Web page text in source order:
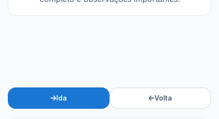
Ida Volta